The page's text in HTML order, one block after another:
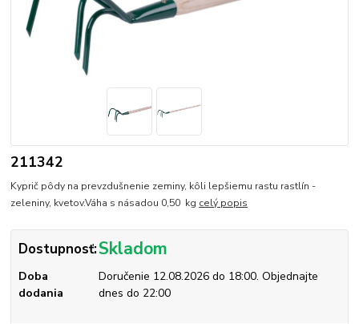
211342
Kyprič pôdy na prevzdušnenie zeminy, kôli lepšiemu rastu rastlín -
zeleniny, kvetov.Váha s násadou 0,50 kg celý popis
Dostupnosť:Skladom
Doba
dodania
Doručenie 12.08.2026 do 18:00. Objednajte
dnes do 22:00